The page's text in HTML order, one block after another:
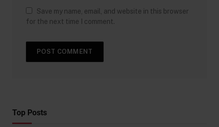
Save my name, email, and website in this browser
for the next time I comment.
Top Posts